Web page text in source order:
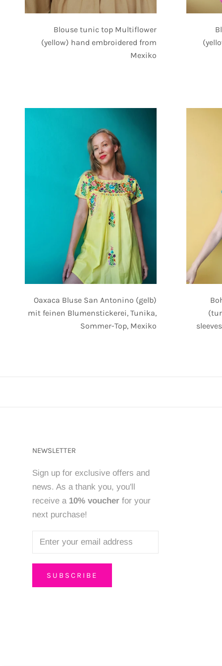
Blouse tunic top Multiflower
(yellow) hand embroidered from
Mexiko
Oaxaca Bluse San Antonino (gelb)
mit feinen Blumenstickerei, Tunika,
Sommer-Top, Mexiko
NEWSLETTER
Sign up for exclusive offers and
news. As a thank you, you'll
receive a 10% voucher for your
next purchase!
SUBSCRIBE